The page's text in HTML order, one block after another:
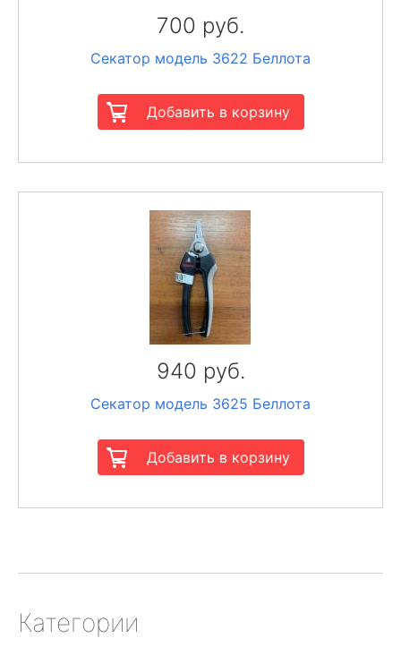
700 руб.
Секатор модель 3622 Беллота
940 руб.
Секатор модель 3625 Беллота
Категории